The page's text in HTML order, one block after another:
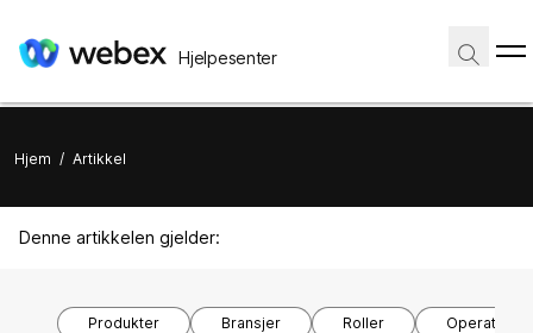
Hjelpesenter
Hjem / Artikkel
Denne artikkelen gjelder:
Produkter Bransjer Roller